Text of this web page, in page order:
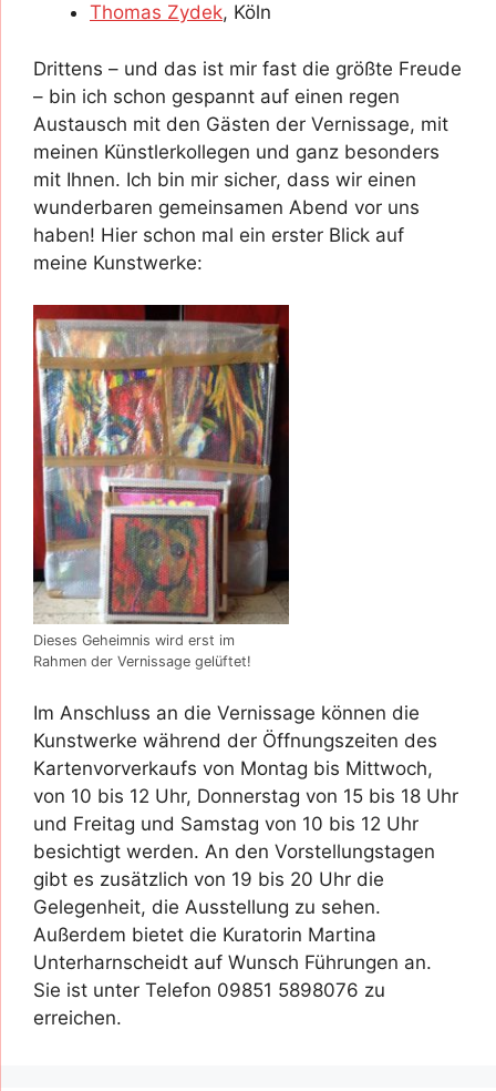
Thomas Zydek, Köln
Drittens – und das ist mir fast die größte Freude
– bin ich schon gespannt auf einen regen
Austausch mit den Gästen der Vernissage, mit
meinen Künstlerkollegen und ganz besonders
mit Ihnen. Ich bin mir sicher, dass wir einen
wunderbaren gemeinsamen Abend vor uns
haben! Hier schon mal ein erster Blick auf
meine Kunstwerke:
Dieses Geheimnis wird erst im
Rahmen der Vernissage gelüftet!
Im Anschluss an die Vernissage können die
Kunstwerke während der Öffnungszeiten des
Kartenvorverkaufs von Montag bis Mittwoch,
von 10 bis 12 Uhr, Donnerstag von 15 bis 18 Uhr
und Freitag und Samstag von 10 bis 12 Uhr
besichtigt werden. An den Vorstellungstagen
gibt es zusätzlich von 19 bis 20 Uhr die
Gelegenheit, die Ausstellung zu sehen.
Außerdem bietet die Kuratorin Martina
Unterharnscheidt auf Wunsch Führungen an.
Sie ist unter Telefon 09851 5898076 zu
erreichen.